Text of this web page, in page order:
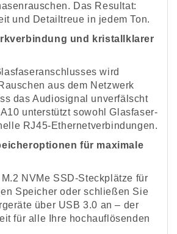
Das Resultat:
und Detailtreue in jedem Ton.
und kristallklarer
wird
aus dem Netzwerk
das Audiosignal unverfälscht
unterstützt sowohl Glasfaser-
RJ45-Ethernetverbindungen.
für maximale
NVMe SSD-Steckplätze für
Speicher oder schließen Sie
über USB 3.0 an – der
für alle Ihre hochauflösenden